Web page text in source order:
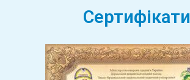
Сертифікати